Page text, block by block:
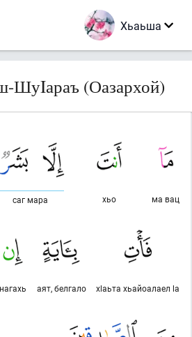
Хьаьша
ШуIараъ (Оазархой)
ма вац
хьо
саг мара
хlаьта хьайоалаел lа
аят, белгало
нагахь